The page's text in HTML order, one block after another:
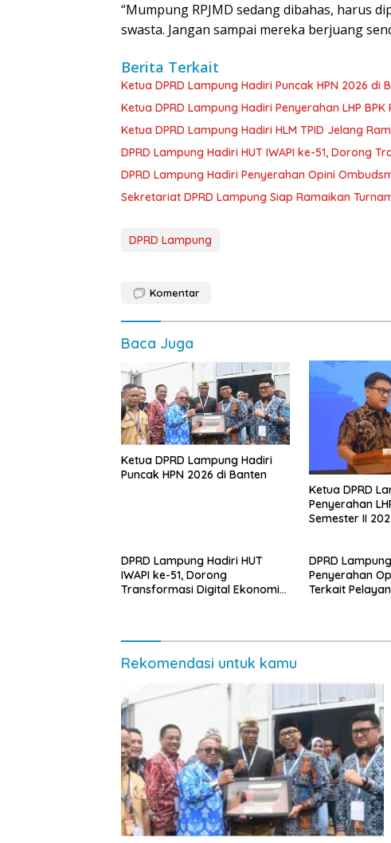
“Mumpung RPJMD sedang dibahas, harus
swasta. Jangan sampai mereka berjuang
Berita Terkait
Ketua DPRD Lampung Hadiri Puncak HPN 2026 di
Ketua DPRD Lampung Hadiri Penyerahan LHP BPK
Ketua DPRD Lampung Hadiri HLM TPID Jelang
DPRD Lampung Hadiri HUT IWAPI ke-51, Dorong
DPRD Lampung Hadiri Penyerahan Opini
Sekretariat DPRD Lampung Siap Ramaikan
DPRD Lampung
Komentar
Baca Juga
Ketua DPRD Lampung Hadiri
Puncak HPN 2026 di Banten
Ketua DPRD
Penyerahan
Semester II
DPRD Lampung Hadiri HUT
IWAPI ke-51, Dorong
Transformasi Digital Ekonomi
DPRD
Penyerahan
Terkait
Rekomendasi untuk kamu